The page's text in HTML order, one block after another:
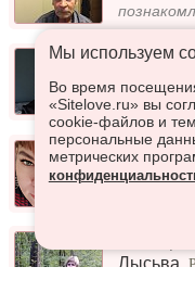
Наталья
Лысьва,
Без
Камила,
Лысьва,
Лысьва ,
Мы используем
Во время
«Sitelove.ru» вы
cookie-файлов и
персональные
метрических